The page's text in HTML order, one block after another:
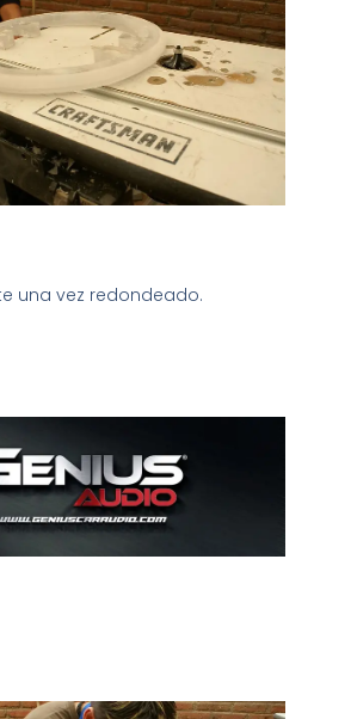
una vez redondeado.